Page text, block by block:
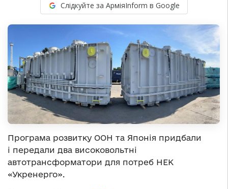
Слідкуйте за АрміяInform в Google
Програма розвитку ООН та Японія придбали
і передали два високовольтні
автотрансформатори для потреб НЕК
«Укренерго».